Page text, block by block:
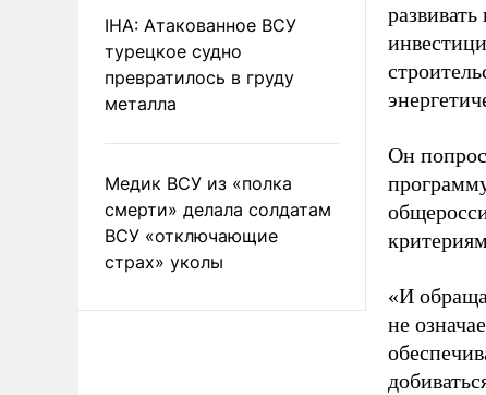
IHA: Атакованное ВСУ
турецкое судно
превратилось в груду
металла
Медик ВСУ из «полка
смерти» делала солдатам
ВСУ «отключающие
страх» уколы
Он
«И
не